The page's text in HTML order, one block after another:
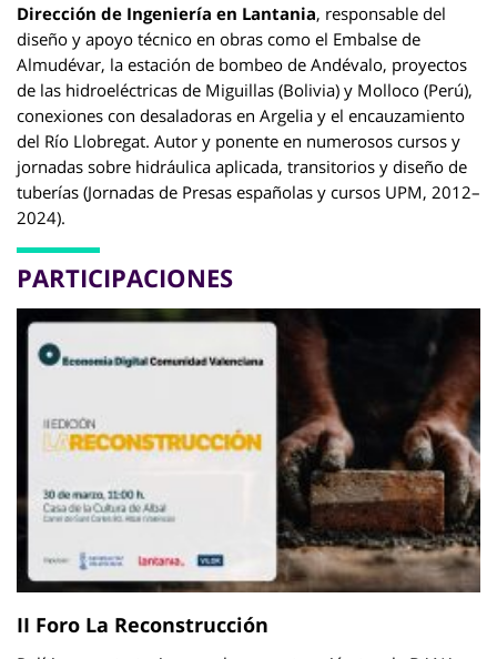
Dirección de Ingeniería en Lantania, responsable del
diseño y apoyo técnico en obras como el Embalse de
Almudévar, la estación de bombeo de Andévalo, proyectos
de las hidroeléctricas de Miguillas (Bolivia) y Molloco (Perú),
conexiones con desaladoras en Argelia y el encauzamiento
del Río Llobregat. Autor y ponente en numerosos cursos y
jornadas sobre hidráulica aplicada, transitorios y diseño de
tuberías (Jornadas de Presas españolas y cursos UPM, 2012–
2024).
PARTICIPACIONES
II Foro La Reconstrucción